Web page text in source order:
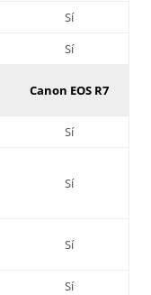
Sí
Sí
Canon EOS R7
Sí
Sí
Sí
Sí